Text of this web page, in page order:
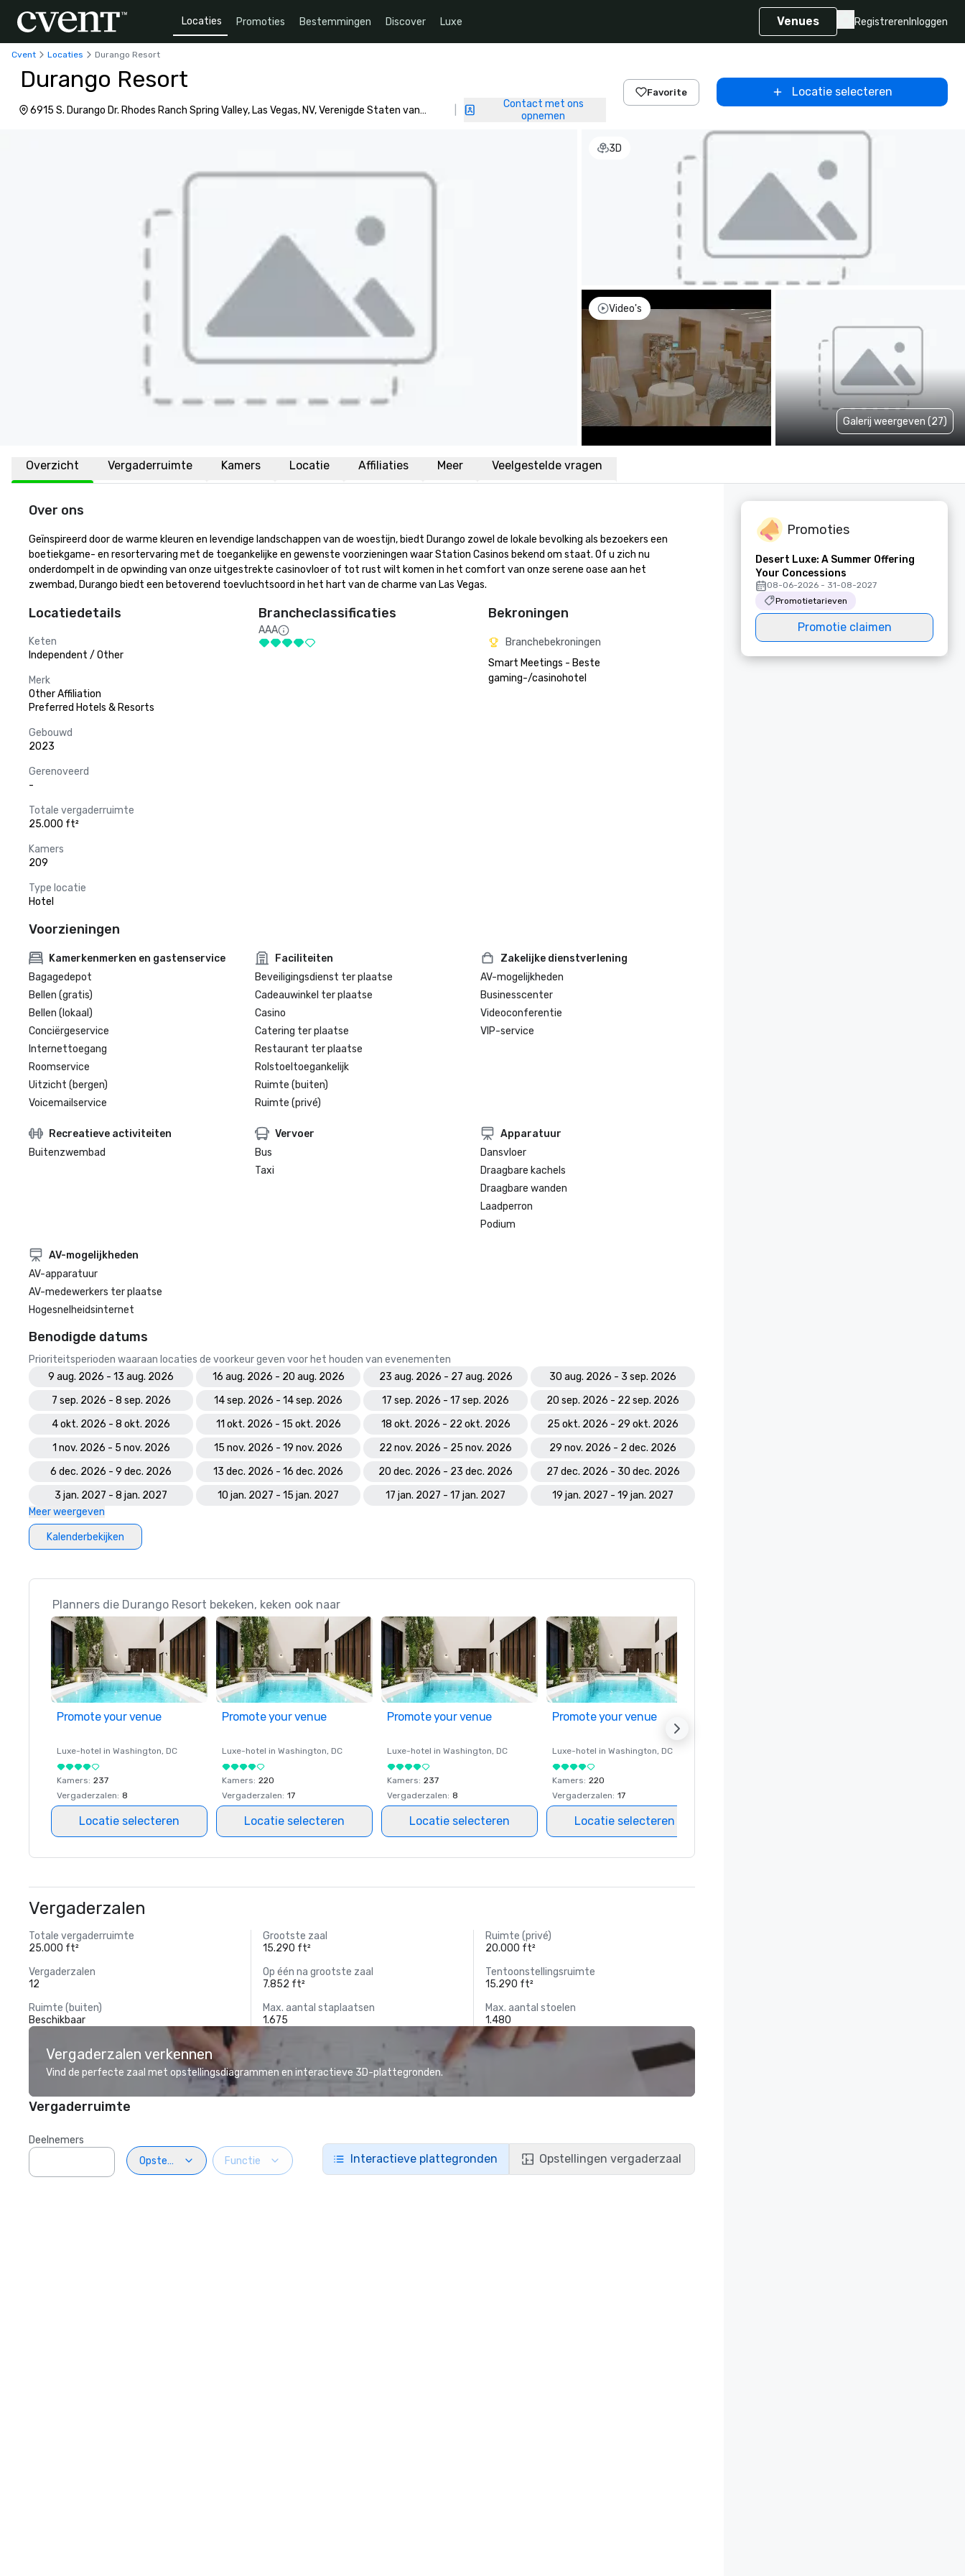
Locaties Promoties Bestemmingen Discover Luxe Venues Registreren Inloggen
Cvent Locaties Durango Resort
Durango Resort
6915 S. Durango Dr. Rhodes Ranch Spring Valley, Las Vegas, NV, Verenigde Staten van
Contact met ons
opnemen
Favorite Locatie selecteren
3D
Video's
Galerij weergeven (27)
Overzicht Vergaderruimte Kamers Locatie Affiliaties Meer Veelgestelde vragen
Over ons
Geïnspireerd door de warme kleuren en levendige landschappen van de woestijn, biedt Durango zowel de lokale bevolking als bezoekers een
boetiekgame- en resortervaring met de toegankelijke en gewenste voorzieningen waar Station Casinos bekend om staat. Of u zich nu
onderdompelt in de opwinding van onze uitgestrekte casinovloer of tot rust wilt komen in het comfort van onze serene oase aan het
zwembad, Durango biedt een betoverend toevluchtsoord in het hart van de charme van Las Vegas.
Locatiedetails
Keten
Independent / Other
Merk
Other Affiliation
Preferred Hotels & Resorts
Gebouwd
2023
Gerenoveerd
-
Totale vergaderruimte
25.000 ft²
Kamers
209
Type locatie
Hotel
Brancheclassificaties
AAA
Bekroningen
Branchebekroningen
Smart Meetings - Beste
gaming-/casinohotel
Voorzieningen
Kamerkenmerken en gastenservice
Bagagedepot
Bellen (gratis)
Bellen (lokaal)
Conciërgeservice
Internettoegang
Roomservice
Uitzicht (bergen)
Voicemailservice
Faciliteiten
Beveiligingsdienst ter plaatse
Cadeauwinkel ter plaatse
Casino
Catering ter plaatse
Restaurant ter plaatse
Rolstoeltoegankelijk
Ruimte (buiten)
Ruimte (privé)
Zakelijke dienstverlening
AV-mogelijkheden
Businesscenter
Videoconferentie
VIP-service
Recreatieve activiteiten
Buitenzwembad
Vervoer
Bus
Taxi
Apparatuur
Dansvloer
Draagbare kachels
Draagbare wanden
Laadperron
Podium
AV-mogelijkheden
AV-apparatuur
AV-medewerkers ter plaatse
Hogesnelheidsinternet
Benodigde datums
Prioriteitsperioden waaraan locaties de voorkeur geven voor het houden van evenementen
9 aug. 2026 - 13 aug. 2026
16 aug. 2026 - 20 aug. 2026 23 aug. 2026 - 27 aug. 2026
30 aug. 2026 - 3 sep. 2026
7 sep. 2026 - 8 sep. 2026
14 sep. 2026 - 14 sep. 2026 17 sep. 2026 - 17 sep. 2026
20 sep. 2026 - 22 sep. 2026
4 okt. 2026 - 8 okt. 2026
11 okt. 2026 - 15 okt. 2026 18 okt. 2026 - 22 okt. 2026
25 okt. 2026 - 29 okt. 2026
1 nov. 2026 - 5 nov. 2026
15 nov. 2026 - 19 nov. 2026 22 nov. 2026 - 25 nov. 2026
29 nov. 2026 - 2 dec. 2026
6 dec. 2026 - 9 dec. 2026
13 dec. 2026 - 16 dec. 2026 20 dec. 2026 - 23 dec. 2026
27 dec. 2026 - 30 dec. 2026
3 jan. 2027 - 8 jan. 2027
10 jan. 2027 - 15 jan. 2027 17 jan. 2027 - 17 jan. 2027
19 jan. 2027 - 19 jan. 2027
Meer weergeven
Kalenderbekijken
Planners die Durango Resort bekeken, keken ook naar
Promote your venue
Luxe-hotel in Washington, DC
Kamers: 237
Vergaderzalen: 8
Locatie selecteren
Promote your venue
Luxe-hotel in Washington, DC
Kamers: 220
Vergaderzalen: 17
Locatie selecteren
Promote your venue
Luxe-hotel in Washington, DC
Kamers: 237
Vergaderzalen: 8
Locatie selecteren
Promote your venue
Luxe-hotel in Washington, DC
Kamers: 220
Vergaderzalen: 17
Locatie selecteren
Vergaderzalen
Totale vergaderruimte
25.000 ft²
Grootste zaal
15.290 ft²
Ruimte (privé)
20.000 ft²
Vergaderzalen
12
Op één na grootste zaal
7.852 ft²
Tentoonstellingsruimte
15.290 ft²
Ruimte (buiten)
Beschikbaar
Max. aantal staplaatsen
1.675
Max. aantal stoelen
1.480
Vergaderzalen verkennen
Vind de perfecte zaal met opstellingsdiagrammen en interactieve 3D-plattegronden.
Vergaderruimte
Deelnemers
Opstelling
Functie Interactieve plattegronden Opstellingen vergaderzaal
Promoties
Desert Luxe: A Summer Offering
Your Concessions
08-06-2026 - 31-08-2027
Promotietarieven
Promotie claimen